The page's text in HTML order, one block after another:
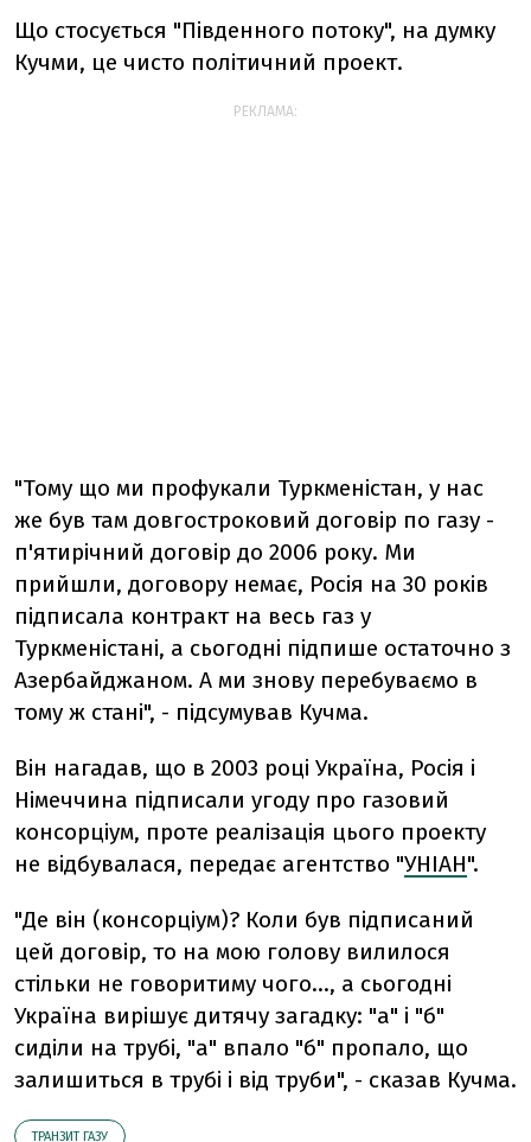
Що стосується "Південного потоку", на думку
Кучми, це чисто політичний проект.
РЕКЛАМА:
"Тому що ми профукали Туркменістан, у нас
же був там довгостроковий договір по газу -
п'ятирічний договір до 2006 року. Ми
прийшли, договору немає, Росія на 30 років
підписала контракт на весь газ у
Туркменістані, а сьогодні підпише остаточно з
Азербайджаном. А ми знову перебуваємо в
тому ж стані", - підсумував Кучма.
Він нагадав, що в 2003 році Україна, Росія і
Німеччина підписали угоду про газовий
консорціум, проте реалізація цього проекту
не відбувалася, передає агентство "УНІАН".
"Де він (консорціум)? Коли був підписаний
цей договір, то на мою голову вилилося
стільки не говоритиму чого..., а сьогодні
Україна вирішує дитячу загадку: "а" і "б"
сиділи на трубі, "а" впало "б" пропало, що
залишиться в трубі і від труби", - сказав Кучма.
ТРАНЗИТ ГАЗУ